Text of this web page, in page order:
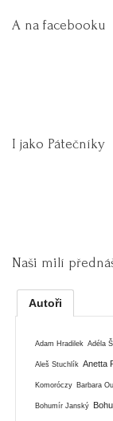
A na facebooku
I jako Pátečníky
Naši milí
Autoři
Adam Hradilek Adéla
Aleš Stuchlík Anetta
Komoróczy Barbara
Bohumír Janský